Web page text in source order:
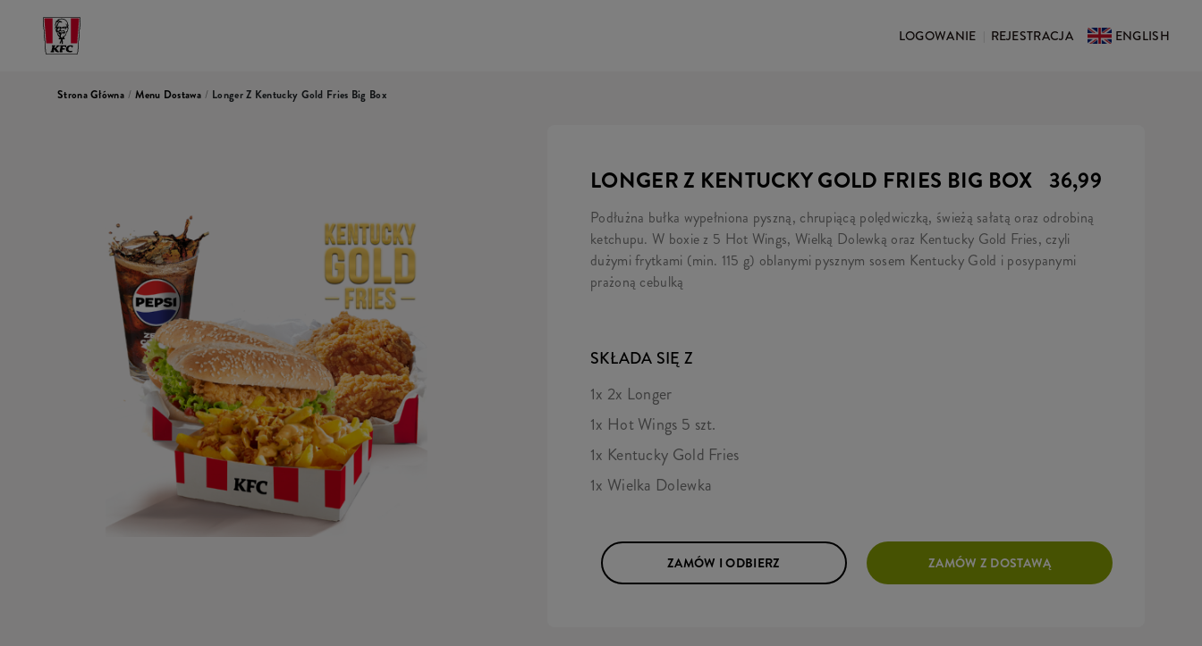
LOGOWANIE REJESTRACJA ENGLISH
Strona Główna / Menu Dostawa / Longer Z Kentucky Gold Fries Big Box
LONGER Z KENTUCKY GOLD FRIES BIG BOX 36,99
Podłużna bułka wypełniona pyszną, chrupiącą polędwiczką, świeżą sałatą oraz odrobiną
ketchupu. W boxie z 5 Hot Wings, Wielką Dolewką oraz Kentucky Gold Fries, czyli
dużymi frytkami (min. 115 g) oblanymi pysznym sosem Kentucky Gold i posypanymi
prażoną cebulką
SKŁADA SIĘ Z
1x 2x Longer
1x Hot Wings 5 szt.
1x Kentucky Gold Fries
1x Wielka Dolewka
ZAMÓW I ODBIERZ ZAMÓW Z DOSTAWĄ